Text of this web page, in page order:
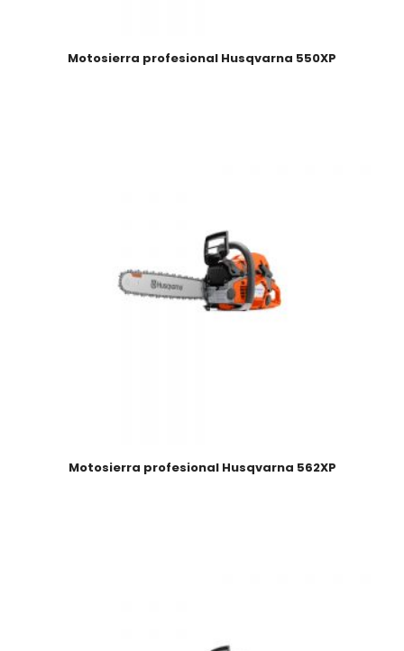
Motosierra profesional Husqvarna 550XP
Motosierra profesional Husqvarna 562XP